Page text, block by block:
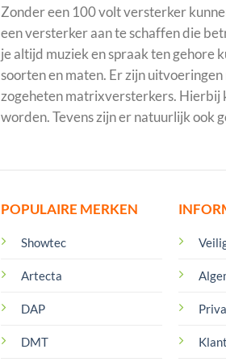
Zonder een 100 volt versterker
een versterker aan te schaffen die
je altijd muziek en spraak ten gehore
soorten en maten. Er zijn
zogeheten matrixversterkers. Hierbij
worden. Tevens zijn er natuurlijk ook
POPULAIRE MERKEN
Showtec
Artecta
DAP
DMT